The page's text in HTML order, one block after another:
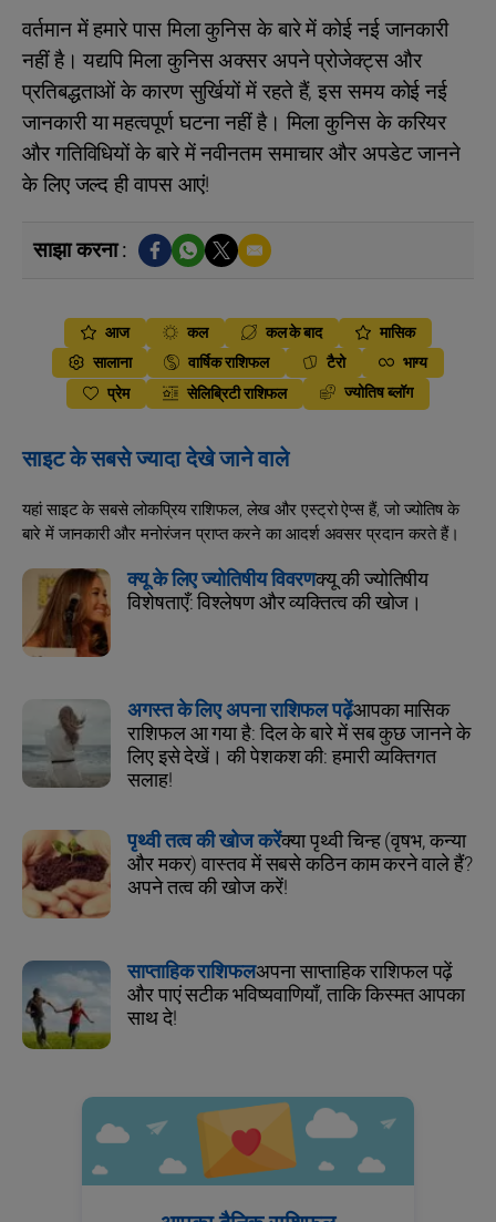
वर्तमान में हमारे पास मिला कुनिस के बारे में कोई नई जानकारी
नहीं है। यद्यपि मिला कुनिस अक्सर अपने प्रोजेक्ट्स और
प्रतिबद्धताओं के कारण सुर्खियों में रहते हैं, इस समय कोई नई
जानकारी या महत्वपूर्ण घटना नहीं है। मिला कुनिस के करियर
और गतिविधियों के बारे में नवीनतम समाचार और अपडेट जानने
के लिए जल्द ही वापस आएं!
साझा करना :
आज कल कल के बाद
मासिक
सालाना
वार्षिक राशिफल टैरो
भाग्य
प्रेम
सेलिब्रिटी राशिफल ज्योतिष ब्लॉग
साइट के सबसे ज्यादा देखे जाने वाले
यहां साइट के सबसे लोकप्रिय राशिफल, लेख और एस्ट्रो ऐप्स हैं, जो ज्योतिष के
बारे में जानकारी और मनोरंजन प्राप्त करने का आदर्श अवसर प्रदान करते हैं।
क्यू के लिए ज्योतिषीय विवरणक्यू की ज्योतिषीय
विशेषताएँ: विश्लेषण और व्यक्तित्व की खोज।
अगस्त के लिए अपना राशिफल पढ़ेंआपका मासिक
राशिफल आ गया है: दिल के बारे में सब कुछ जानने के
लिए इसे देखें। की पेशकश की: हमारी व्यक्तिगत
सलाह!
पृथ्वी तत्व की खोज करेंक्या पृथ्वी चिन्ह (वृषभ, कन्या
और मकर) वास्तव में सबसे कठिन काम करने वाले हैं?
अपने तत्व की खोज करें!
साप्ताहिक राशिफलअपना साप्ताहिक राशिफल पढ़ें
और पाएं सटीक भविष्यवाणियाँ, ताकि किस्मत आपका
साथ दे!